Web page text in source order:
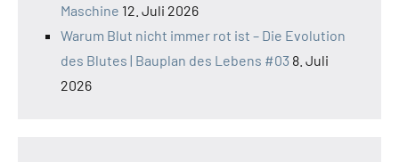
Maschine 12. Juli 2026
Warum Blut nicht immer rot ist – Die Evolution
des Blutes | Bauplan des Lebens #03 8. Juli
2026